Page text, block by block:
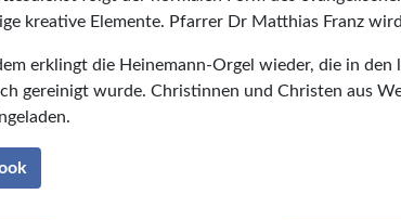
kreative Elemente. Pfarrer Dr Matthias Franz
erklingt die Heinemann-Orgel wieder, die in
gereinigt wurde. Christinnen und Christen aus